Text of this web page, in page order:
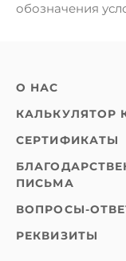
обозначения
О НАС
КАЛЬКУЛЯТОР
СЕРТИФИКАТЫ
ПИСЬМА
ВОПРОСЫ-
РЕКВИЗИТЫ